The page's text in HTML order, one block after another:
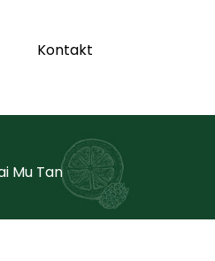
Kontakt
Mu Tan